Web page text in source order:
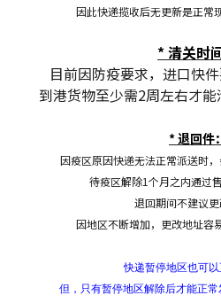
因此快递揽收后无更新是正常
* 清关时间
目前因防疫要求，进口快件
到港货物至少需2周左右才能
* 退回件：
因疫区原因快递无法正常派送时，
待疫区解除1个月之内通过
退回期间不建议更
因地区不断增加，更改地址容
快递暂停地区也可以
但，只有暂停地区解除后才能正常